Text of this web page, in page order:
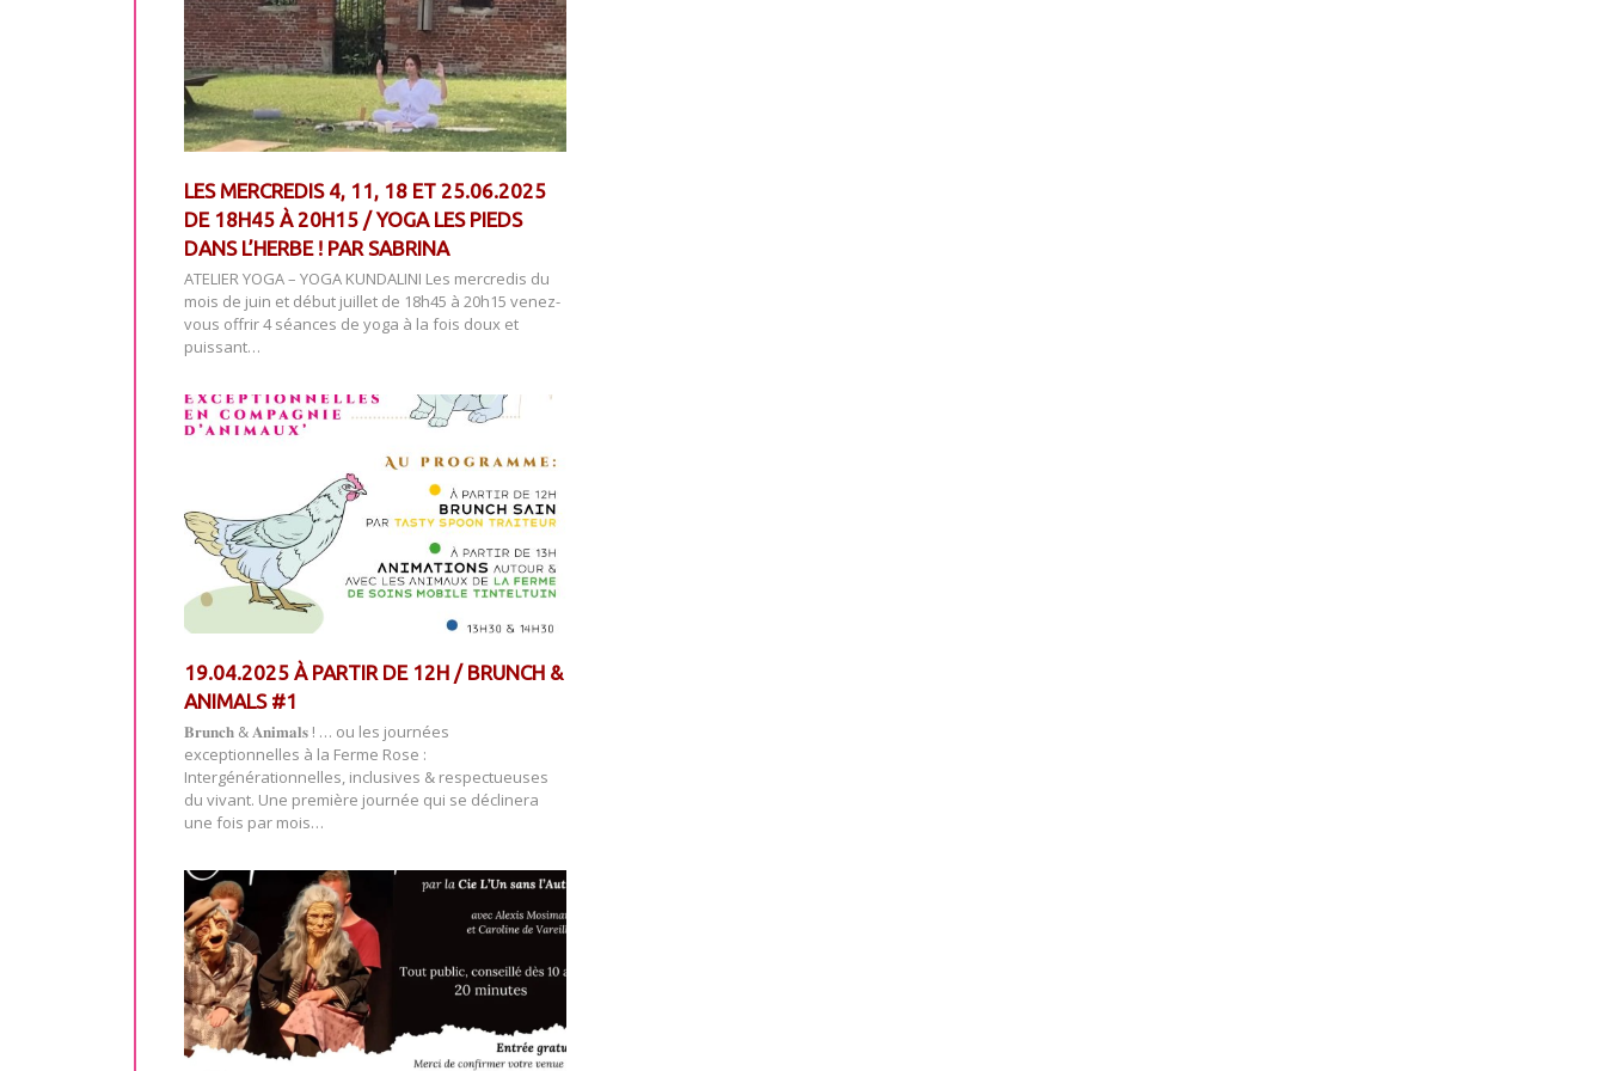
LES MERCREDIS 4, 11, 18 ET 25.06.2025
DE 18H45 À 20H15 / YOGA LES PIEDS
DANS L’HERBE ! PAR SABRINA
ATELIER YOGA – YOGA KUNDALINI Les mercredis du
mois de juin et début juillet de 18h45 à 20h15 venez-
vous offrir 4 séances de yoga à la fois doux et
puissant…
19.04.2025 À PARTIR DE 12H / BRUNCH &
ANIMALS #1
𝐁𝐫𝐮𝐧𝐜𝐡 & 𝐀𝐧𝐢𝐦𝐚𝐥𝐬 ! … ou les journées
exceptionnelles à la Ferme Rose :
Intergénérationnelles, inclusives & respectueuses
du vivant. Une première journée qui se déclinera
une fois par mois…